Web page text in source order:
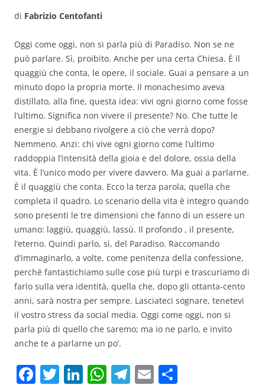
di Fabrizio Centofanti
Oggi come oggi, non si parla più di Paradiso. Non se ne
può parlare. Sì, proibito. Anche per una certa Chiesa. È il
quaggiù che conta, le opere, il sociale. Guai a pensare a un
minuto dopo la propria morte. Il monachesimo aveva
distillato, alla fine, questa idea: vivi ogni giorno come fosse
l’ultimo. Significa non vivere il presente? No. Che tutte le
energie si debbano rivolgere a ciò che verrà dopo?
Nemmeno. Anzi: chi vive ogni giorno come l’ultimo
raddoppia l’intensità della gioia e del dolore, ossia della
vita. È l’unico modo per vivere davvero. Ma guai a parlarne.
È il quaggiù che conta. Ecco la terza parola, quella che
completa il quadro. Lo scenario della vita è integro quando
sono presenti le tre dimensioni che fanno di un essere un
umano: laggiù, quaggiù, lassù. Il profondo , il presente,
l’eterno. Quindi parlo, sì, del Paradiso. Raccomando
d’immaginarlo, a volte, come penitenza della confessione,
perché fantastichiamo sulle cose più turpi e trascuriamo di
farlo sulla vera identità, quella che, dopo gli ottanta-cento
anni, sarà nostra per sempre. Lasciateci sognare, tenetevi
il vostro stress da social media. Oggi come oggi, non si
parla più di quello che saremo; ma io ne parlo, e invito
anche te a parlarne un po’.
F T Li W T E